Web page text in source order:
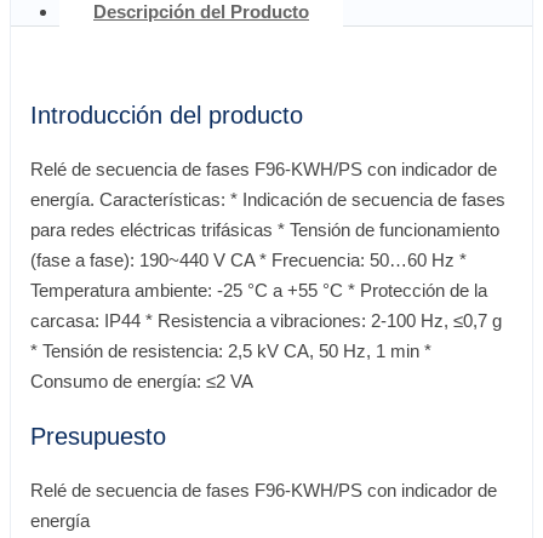
Descripción del Producto
Introducción del producto
Relé de secuencia de fases F96-KWH/PS con indicador de
energía. Características: * Indicación de secuencia de fases
para redes eléctricas trifásicas * Tensión de funcionamiento
(fase a fase): 190~440 V CA * Frecuencia: 50…60 Hz *
Temperatura ambiente: -25 °C a +55 °C * Protección de la
carcasa: IP44 * Resistencia a vibraciones: 2-100 Hz, ≤0,7 g
* Tensión de resistencia: 2,5 kV CA, 50 Hz, 1 min *
Consumo de energía: ≤2 VA
Presupuesto
Relé de secuencia de fases F96-KWH/PS con indicador de
energía